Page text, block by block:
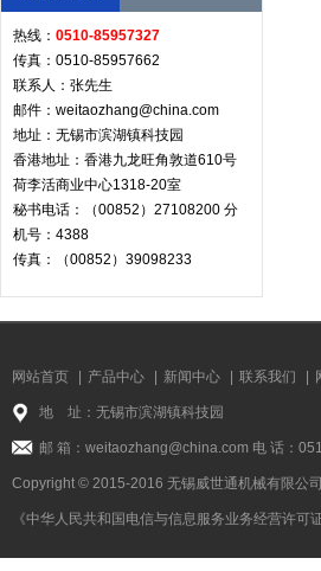
热线： 0510-85957327
传真：0510-85957662
联系人：张先生
邮件：weitaozhang@china.com
地址：无锡市滨湖镇科技园
香港地址：香港九龙旺角敦道610号
荷李活商业中心1318-20室
秘书电话：（00852）27108200 分
机号：4388
传真：（00852）39098233
网站首页 产品中心 新闻中心 联系我们
地 址：无锡市滨湖镇科技园
邮 箱：weitaozhang@china.com 电 话：
Copyright © 2015-2016 无锡威世通机械有限公
《中华人民共和国电信与信息服务业务经营许可